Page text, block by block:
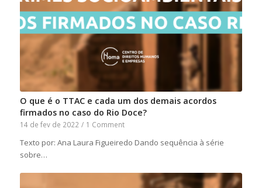
O que é o TTAC e cada um dos demais acordos
firmados no caso do Rio Doce?
14 de fev de 2022 / 1 Comment
Texto por: Ana Laura Figueiredo Dando sequência à série
sobre…